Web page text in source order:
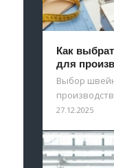
Как
для
Выбор
27.12.2025